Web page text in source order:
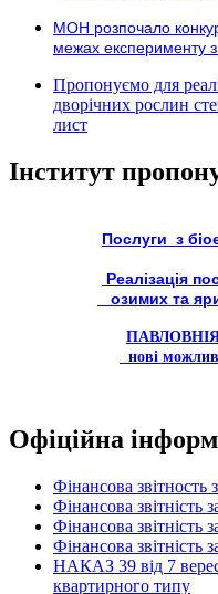
МОН розпочало
межах експерименту з
Пропонуємо для
дворічних рослин
лист
Інститут
Послуги з
Реалізація
озимих та
нові
Офіційна
Фінансова звітность
Фінансова звітність
Фінансова звітність
Фінансова звітність
НАКАЗ 39 від 7
квартирного типу